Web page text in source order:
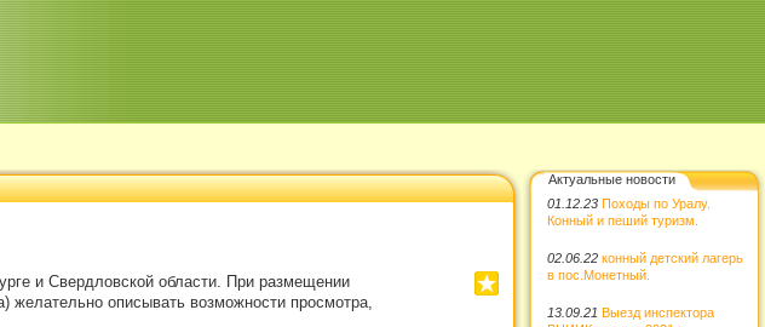
и Свердловской области. При размещении
желательно описывать возможности просмотра,
Актуальные новости
01.12.23 Походы по Уралу.
Конный и пеший туризм.
02.06.22 конный детский лагерь
в пос.Монетный.
13.09.21 Выезд инспектора